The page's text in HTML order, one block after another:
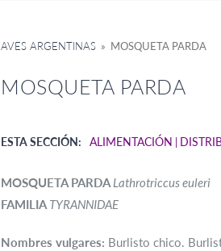
AVES ARGENTINAS » MOSQUETA PARDA
MOSQUETA PARDA
ESTA SECCIÓN: ALIMENTACIÓN
MOSQUETA PARDA Lathrotriccus euleri
FAMILIA TYRANNIDAE
Nombres vulgares: Burlisto chico.